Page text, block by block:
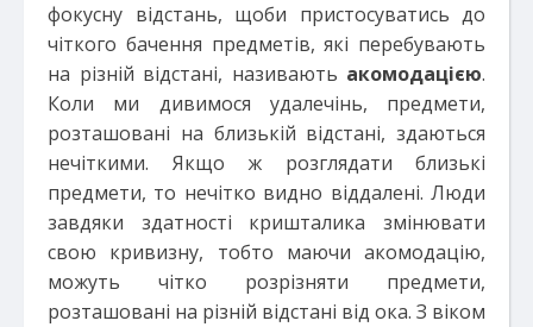
фокусну відстань, щоби пристосуватись до
чіткого бачення предметів, які перебувають
на різній відстані, називають акомодацією.
Коли ми дивимося удалечінь, предмети,
розташовані на близькій відстані, здаються
нечіткими. Якщо ж розглядати близькі
предмети, то нечітко видно віддалені. Люди
завдяки здатності кришталика змінювати
свою кривизну, тобто маючи акомодацію,
можуть чітко розрізняти предмети,
розташовані на різній відстані від ока. З віком